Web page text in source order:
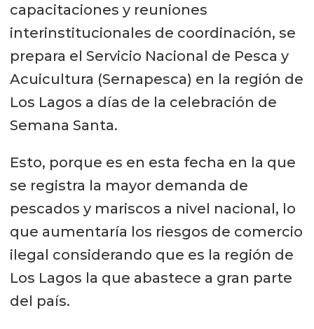
capacitaciones y reuniones
interinstitucionales de coordinación, se
prepara el Servicio Nacional de Pesca y
Acuicultura (Sernapesca) en la región de
Los Lagos a días de la celebración de
Semana Santa.
Esto, porque es en esta fecha en la que
se registra la mayor demanda de
pescados y mariscos a nivel nacional, lo
que aumentaría los riesgos de comercio
ilegal considerando que es la región de
Los Lagos la que abastece a gran parte
del país.